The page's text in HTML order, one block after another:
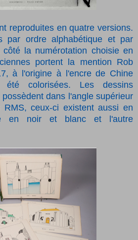
reproduites en quatre versions.
par ordre alphabétique et par
la numérotation choisie en
portent la mention Rob
à l'origine à l'encre de Chine
colorisées. Les dessins
dans l'angle supérieur
RMS, ceux-ci existent aussi en
en noir et blanc et l'autre